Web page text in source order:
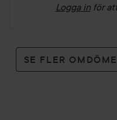
Logga in för
SE FLER